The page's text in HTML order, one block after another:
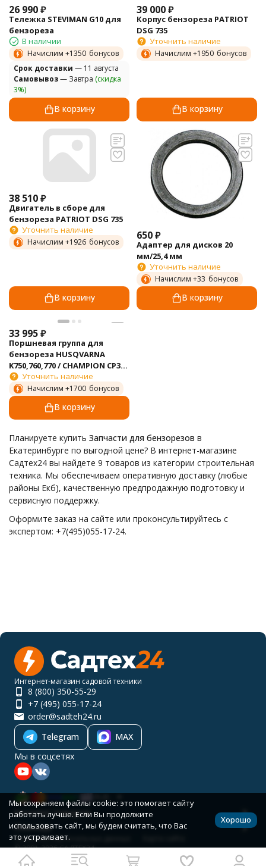
26 990₽
Тележка STEVIMAN G10 для
бензореза
В наличии
Начислим +1350 бонусов
Cрок доставки — 11 августа
Самовывоз— Завтра (скидка
3%)
В корзину
39 000₽
Корпус бензореза PATRIOT
DSG 735
Уточнить наличие
Начислим +1950 бонусов
В корзину
38 510₽
Двигатель в сборе для
бензореза PATRIOT DSG 735
Уточнить наличие
Начислим +1926 бонусов
В корзину
650₽
Адаптер для дисков 20
мм/25,4 мм
Уточнить наличие
Начислим +33 бонусов
В корзину
33 995₽
Поршневая группа для
бензореза HUSQVARNA
K750,760,770 / CHAMPION CP350
/ IGP 1400125
Уточнить наличие
Начислим +1700 бонусов
В корзину
Планируете купить Запчасти для бензорезов в
Екатеринбурге по выгодной цене? В интернет-магазине
Садтех24 вы найдете 9 товаров из категории строительная
техника. Мы обеспечиваем оперативную доставку (любые
районы Екб), качественную предпродажную подготовку и
сервисную поддержку.
Оформите заказ на сайте или проконсультируйтесь с
экспертом: +7(495)055-17-24.
Интернет-магазин садовой техники
8 (800) 350-55-29
+7 (495) 055-17-24
order@sadteh24.ru
Telegram
MAX
Мы в соцсетях
Каталог товаров
Помощь
Политика персональных данных
© 2001-2026 САДТЕХ24
Разработано в
bodysite.ru
Мы сохраняем файлы cookie: это помогает сайту
работать лучше. Если Вы продолжите
использовать сайт, мы будем считать, что Вас
это устраивает.
Хорошо